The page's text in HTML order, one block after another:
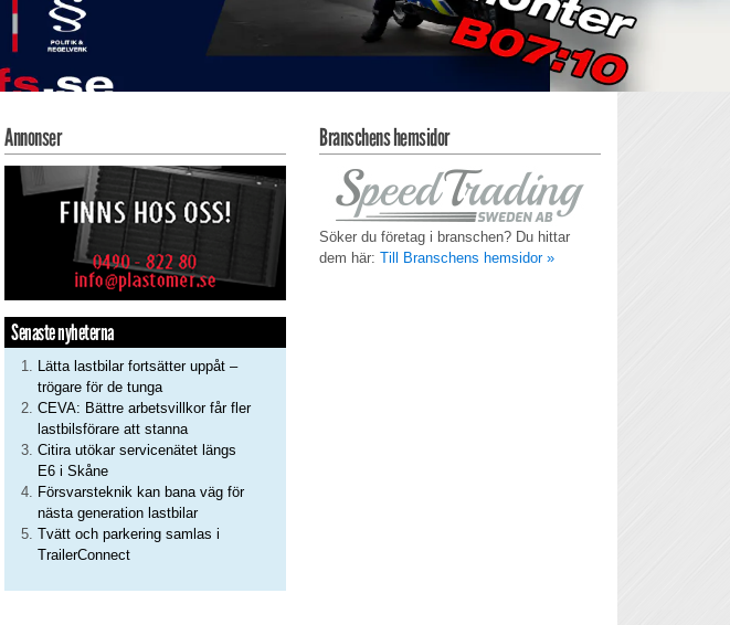
Annonser
Senaste nyheterna
Lätta lastbilar fortsätter uppåt –
trögare för de tunga
CEVA: Bättre arbetsvillkor får fler
lastbilsförare att stanna
Citira utökar servicenätet längs
E6 i Skåne
Försvarsteknik kan bana väg för
nästa generation lastbilar
Tvätt och parkering samlas i
TrailerConnect
Branschens hemsidor
Söker du företag i branschen? Du hittar
dem här: Till Branschens hemsidor »